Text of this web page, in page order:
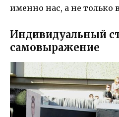
именно нас, а не только
Индивидуальный
самовыражение